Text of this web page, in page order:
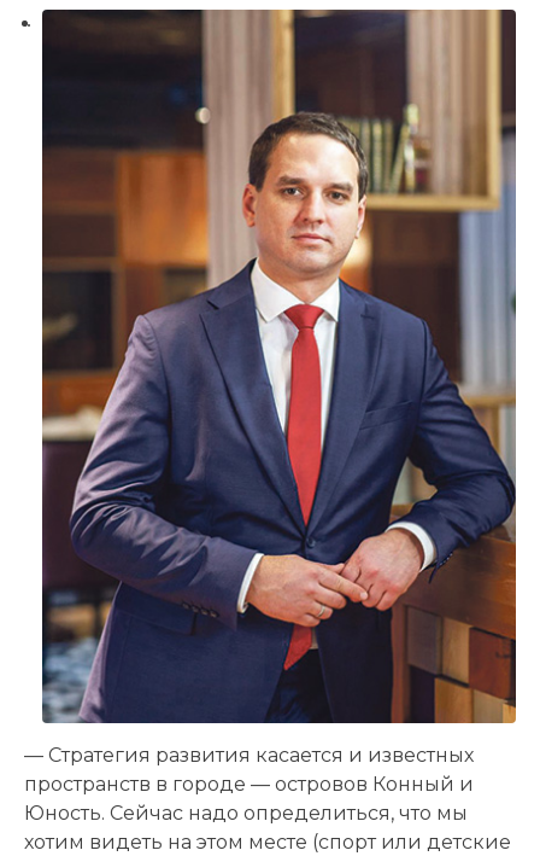
— Стратегия развития касается и известных
пространств в городе — островов Конный и
Юность. Сейчас надо определиться, что мы
хотим видеть на этом месте (спорт или детские